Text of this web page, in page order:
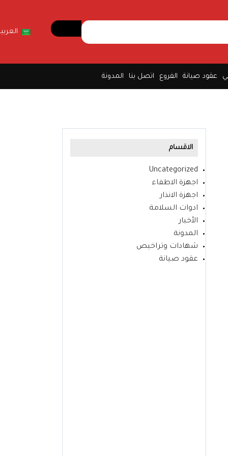
عقود صيانة الفروع اتصل بنا المدونة
الاقسام
Uncategorized
اجهزة الاطفاء
اجهزة الانذار
ادوات السلامة
الأخبار
المدونة
شهادات وتراخيص
عقود صيانة